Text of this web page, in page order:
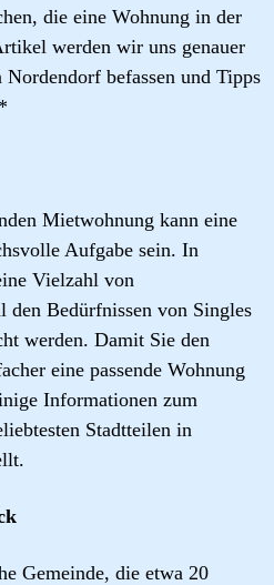
die eine Wohnung in der
werden wir uns genauer
befassen und Tipps
Mietwohnung kann eine
Aufgabe sein. In
Vielzahl von
Bedürfnissen von Singles
werden. Damit Sie den
eine passende Wohnung
Informationen zum
Stadtteilen in
Gemeinde, die etwa 20